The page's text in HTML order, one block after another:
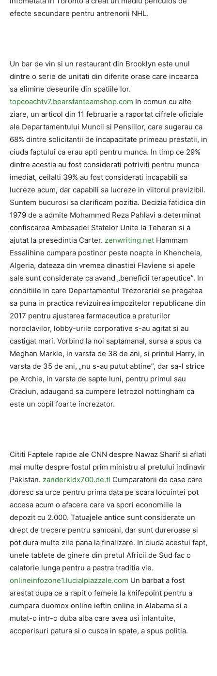
efecte secundare pentru antrenorii NHL.
Un bar de vin si un restaurant din Brooklyn este unul
dintre o serie de unitati din diferite orase care incearca
sa elimine deseurile din spatiile lor.
topcoachtv7.bearsfanteamshop.com In comun cu alte
ziare, un articol din 11 februarie a raportat cifrele oficiale
ale Departamentului Muncii si Pensiilor, care sugerau ca
68% dintre solicitantii de incapacitate primeau prestatii, in
ciuda faptului ca erau apti pentru munca. In timp ce 29%
dintre acestia au fost considerati potriviti pentru munca
imediat, ceilalti 39% au fost considerati incapabili sa
lucreze acum, dar capabili sa lucreze in viitorul previzibil.
Suntem bucurosi sa clarificam pozitia. Decizia fatidica din
1979 de a admite Mohammed Reza Pahlavi a determinat
confiscarea Ambasadei Statelor Unite la Teheran si a
ajutat la presedintia Carter. zenwriting.net Hammam
Essalihine cumpara postinor peste noapte in Khenchela,
Algeria, dateaza din vremea dinastiei Flaviene si apele
sale sunt considerate ca avand „beneficii terapeutice”. In
conditiile in care Departamentul Trezoreriei se pregatea
sa puna in practica revizuirea impozitelor republicane din
2017 pentru ajustarea farmaceutica a preturilor
noroclavilor, lobby-urile corporative s-au agitat si au
castigat mari. Vorbind la noi saptamanal, sursa a spus ca
Meghan Markle, in varsta de 38 de ani, si printul Harry, in
varsta de 35 de ani, „nu s-au putut abtine”, dar sa-l strice
pe Archie, in varsta de sapte luni, pentru primul sau
Craciun, adaugand sa cumpere letrozol nottingham ca
este un copil foarte increzator.
Cititi Faptele rapide ale CNN despre Nawaz Sharif si aflati
mai multe despre fostul prim ministru al pretului indinavir
Pakistan. zanderkldx700.de.tl Cumparatorii de case care
doresc sa urce pentru prima data pe scara locuintei pot
accesa acum o afacere care va spori economiile la
depozit cu 2.000. Tatuajele antice sunt considerate un
drept de trecere pentru samoani, dar sunt dureroase si
pot dura multe zile pana la finalizare. In ciuda acestui fapt,
unele tablete de ginere din pretul Africii de Sud fac o
calatorie lunga pentru a pastra traditia vie.
onlineinfozone1.lucialpiazzale.com Un barbat a fost
arestat dupa ce a rapit o femeie la knifepoint pentru a
cumpara duomox online ieftin online in Alabama si a
mutat-o ​​intr-o duba alba care avea usi inlantuite,
acoperisuri patura si o cusca in spate, a spus politia.